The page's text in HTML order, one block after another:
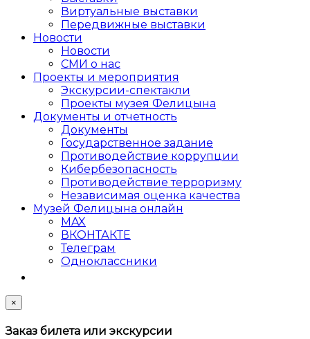
Виртуальные выставки
Передвижные выставки
Новости
Новости
СМИ о нас
Проекты и мероприятия
Экскурсии-спектакли
Проекты музея Фелицына
Документы и отчетность
Документы
Государственное задание
Противодействие коррупции
Кибер­безопасность
Противодействие терроризму
Независимая оценка качества
Музей Фелицына онлайн
MAX
ВКОНТАКТЕ
Телеграм
Одноклассники
×
Заказ билета или экскурсии